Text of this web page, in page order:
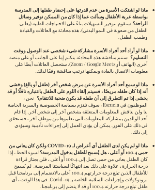
ماذا لو اشتكت الأسرة من عدم قدرتها على إحضار طفلها إلى المدرسة
بواسطة عربة الأطفال وسألت عما إذا كان من الممكن توفير وسائل
الراحة؟ سنقوم بتوفير التسهيلات بناءً على الاحتياجات الطبية (يعاني
الطفل من صعوبة في النمو البدني). هذه محادثة مع العائلات والقيادة
وطبيب الطفل.
ماذا لو أراد أحد أفراد الأسرة مشاركة شيء شخصي عند الوصول ووقت
التسليم؟ ستتم مناقشة هذه المحادثة بتكتم إما على الجانب أو على منصة
أخرى (الهاتف أو Zoom / Google Meets). ستحصل العائلات أيضًا على
معلومات الاتصال بالقادة ويمكنها ترتيب مناقشة وفقًا لذلك.
ماذا لو سمع أحد أفراد الأسرة عن مرض شخص آخر (طفل أو بالغ) وخشى
أنه إذا كان طفله مريضًا ، فسيتم إلقاء اللوم على الطفل باعتباره ناقلًا أو قد
يخشى إذا تم التطرق إلى أن طفله قد يكون ضحية للانتقام؟ نحن ،
الموظفون في Escuela ، سوف نلتزم بسياسة الخصوصية والسرية الخاصة
بنا ولن نناقش المعلومات المتعلقة بشخص آخر إلى شخص آخر. إذا قام
أحد الوالدين بمشاركة المعلومات التي تعلموها من موظف آخر ، فسنحقق
في ذلك على الفور. يمكن أن يؤدي العمل إلى إجراءات تأديبية وسيؤدي
إلى ذلك.
ماذا لو لم يكن لدى الطفل أي أعراض لـ COVID-19 ولكن كان يعاني من
حمى 100.4 أو أعلى ، هل يُسمح للطفل بدخول المدرسة؟
لسوء الحظ ، إذا
كان الطفل يعاني من حمى تصل إلى 100.4 أو أعلى ، فلن يجتاز قراءة
درجة الحرارة ، علاوة على ذلك يعد انتهاكًا لسياستنا المرضية. لم يُسمح
للأطفال الذين تبلغ درجة حرارتهم 100.4 أعلى بالانضمام إلى برنامجنا قبل
بروتوكولات وإجراءات السلامة الخاصة بـ Covid-19. في هذا الوقت ، أي
طفل تبلغ درجة حرارته 100.4 أو قد لا ينضم إلى برنامجنا.